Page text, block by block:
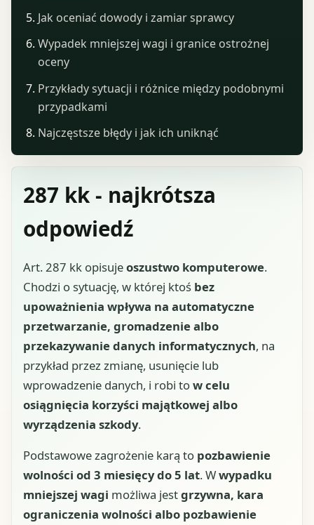
287 kk - najkrótsza
odpowiedź
Art. 287 kk opisujeoszustwo komputerowe.
Chodzi o sytuację, w której ktoś bez
upoważnienia wpływa na automatyczne
przetwarzanie, gromadzenie albo
przekazywanie danych informatycznych, na
przykład przez zmianę, usunięcie lub
wprowadzenie danych, i robi tow celu
osiągnięcia korzyści majątkowej albo
wyrządzenia szkody.
Podstawowe zagrożenie karą to pozbawienie
wolności od 3 miesięcy do 5 lat. Wwypadku
mniejszej wagi możliwa jestgrzywna, kara
ograniczenia wolności albo pozbawienie
Jak oceniać dowody i zamiar sprawcy
Wypadek mniejszej wagi i granice ostrożnej
oceny
Przykłady sytuacji i różnice między podobnymi
przypadkami
Najczęstsze błędy i jak ich uniknąć